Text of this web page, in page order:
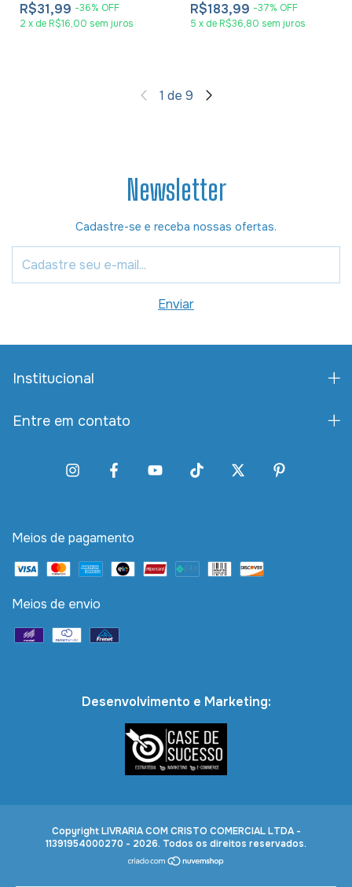
R$31,99 -36% OFF
2 x de R$16,00 sem juros
R$183,99 -37% OFF
5 x de R$36,80 sem juros
1 de 9
Newsletter
Cadastre-se e receba nossas ofertas.
Institucional
Entre em contato
Meios de pagamento
Meios de envio
Desenvolvimento e Marketing:
Copyright LIVRARIA COM CRISTO COMERCIAL LTDA -
11391954000270 - 2026. Todos os direitos reservados.